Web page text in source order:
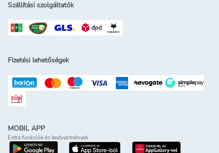
Szállítási szolgáltatók
Fizetési lehetőségek
Rossmann ajándékkártya
MOBIL APP
Extra funkciók és kedvezmények
letöltés a google-play-rölletöltés az app-store-ból
letöltés